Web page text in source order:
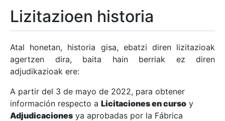
Erakutsi/Ezkutatu
Erakutsi/Ezkutatu
Erakutsi/Ezkutatu
Lizitazioen historia
Atal honetan, historia gisa, ebatzi diren lizitazioak
agertzen dira, baita hain berriak ez diren
adjudikazioak ere:
A partir del 3 de mayo de 2022, para obtener
información respecto a Licitaciones en curso y
Adjudicaciones ya aprobadas por la Fábrica